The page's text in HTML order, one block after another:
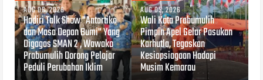
AUG 06, 2026
Hadiri Talk Show "Antartika
dan Masa Depan Bumi" Yang
Digagas SMAN 2 , Wawako
Prabumulih Dorong Pelajar
Peduli Perubahan Iklim
AUG 05, 2026
Wali Kota Prabumulih
Pimpin Apel Gelar Pasukan
Karhutla, Tegaskan
Kesiapsiagaan Hadapi
Musim Kemarau